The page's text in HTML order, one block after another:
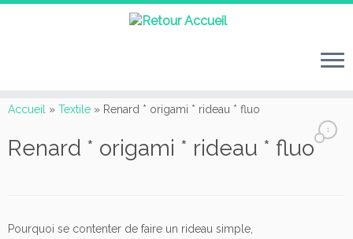
auAccueil » Textile » Renard * origami * rideau * fluo
Renard * origami * rideau * fluo
1
Pourquoi se contenter de faire un rideau simple,